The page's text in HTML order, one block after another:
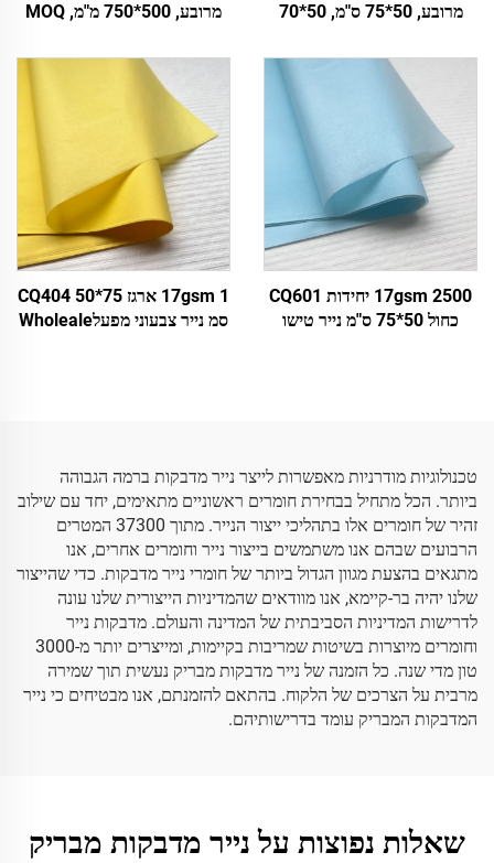
מרובע, 50*75 ס"מ, 50*70
נייר עטיפה
מרובע, 500*750 מ"מ, MOQ
נייר עטיפה באיכות גבוהה
למתנה, אריזת מזון ופירות
17gsm 2500 יחידות CQ601
כחול 50*75 ס"מ נייר טישו
17gsm 1 ארגז CQ404 50*75
סמ נייר צבעוני מפעלWholeale
טכנולוגיות מודרניות מאפשרות לייצר נייר מדבקות ברמה הגבוהה
ביותר. הכל מתחיל בבחירת חומרים ראשוניים מתאימים, יחד עם שילוב
זהיר של חומרים אלו בתהליכי ייצור הנייר. מתוך 37300 המטרים
הרבועים שבהם אנו משתמשים בייצור נייר וחומרים אחרים, אנו
מתגאים בהצעת מגוון הגדול ביותר של חומרי נייר מדבקות. כדי שהייצור
שלנו יהיה בר-קיימא, אנו מוודאים שהמדיניות הייצורית שלנו עונה
לדרישות המדיניות הסביבתית של המדינה והעולם. מדבקות נייר
וחומרים מיוצרות בשיטות שמריבות בקיימות, ומייצרים יותר מ-3000
טון מדי שנה. כל הזמנה של נייר מדבקות מבריק נעשית תוך שמירה
מרבית על הצרכים של הלקוח. בהתאם להזמנתם, אנו מבטיחים כי נייר
המדבקות המבריק עומד בדרישותיהם.
שאלות נפוצות על נייר מדבקות מבריק